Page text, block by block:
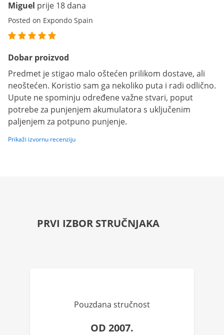
Miguel prije 18 dana
Posted on Expondo Spain
Dobar proizvod
Predmet je stigao malo oštećen prilikom dostave, ali
neoštećen. Koristio sam ga nekoliko puta i radi odlično.
Upute ne spominju određene važne stvari, poput
potrebe za punjenjem akumulatora s uključenim
paljenjem za potpuno punjenje.
Prikaži izvornu recenziju
PRVI IZBOR STRUČNJAKA
Pouzdana stručnost
OD 2007.